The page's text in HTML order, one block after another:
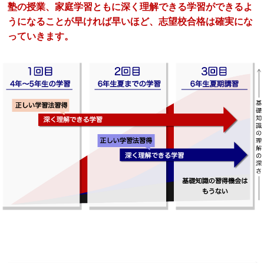
塾の授業、家庭学習ともに深く理解できる学習ができるよ
うになることが早ければ早いほど、志望校合格は確実にな
っていきます。